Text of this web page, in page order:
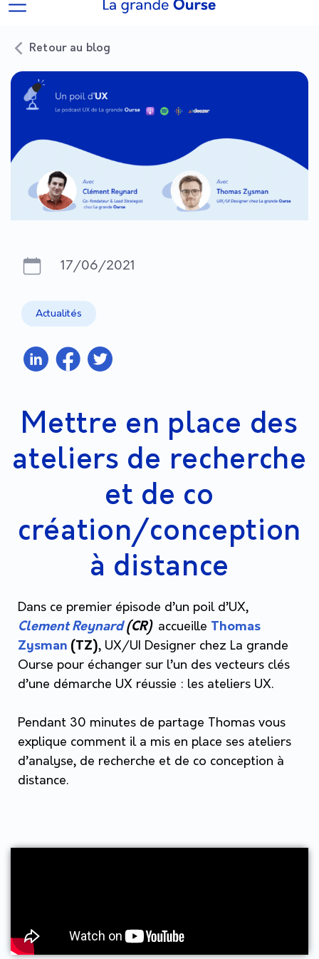
Retour au blog
17/06/2021
Actualités
Mettre en place des
ateliers de recherche
et de co
création/conception
à distance
Dans ce premier épisode d’un poil d’UX,
Clement Reynard(CR) accueille Thomas
Zysman (TZ), UX/UI Designer chez La grande
Ourse pour échanger sur l’un des vecteurs clés
d’une démarche UX réussie : les ateliers UX.
Pendant 30 minutes de partage Thomas vous
explique comment il a mis en place ses ateliers
d’analyse, de recherche et de co conception à
distance.